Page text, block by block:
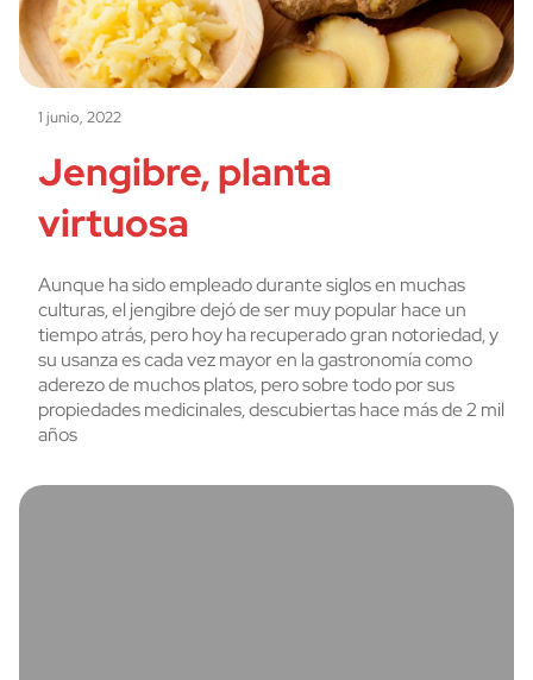
1 junio, 2022
Jengibre, planta
virtuosa
Aunque ha sido empleado durante siglos en muchas
culturas, el jengibre dejó de ser muy popular hace un
tiempo atrás, pero hoy ha recuperado gran notoriedad, y
su usanza es cada vez mayor en la gastronomía como
aderezo de muchos platos, pero sobre todo por sus
propiedades medicinales, descubiertas hace más de 2 mil
años